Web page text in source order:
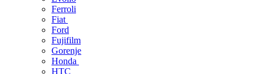
Ferroli
Fiat
Ford
Fujifilm
Gorenje
Honda
HTC